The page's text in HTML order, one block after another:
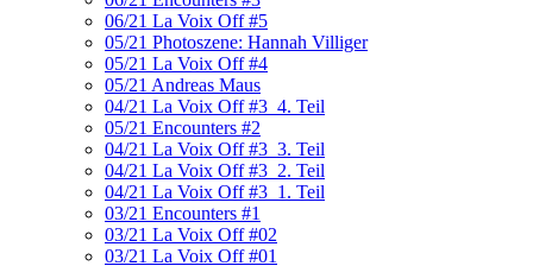
06/21 La Voix Off #5
05/21 Photoszene: Hannah Villiger
05/21 La Voix Off #4
05/21 Andreas Maus
04/21 La Voix Off #3_4. Teil
05/21 Encounters #2
04/21 La Voix Off #3_3. Teil
04/21 La Voix Off #3_2. Teil
04/21 La Voix Off #3_1. Teil
03/21 Encounters #1
03/21 La Voix Off #02
03/21 La Voix Off #01